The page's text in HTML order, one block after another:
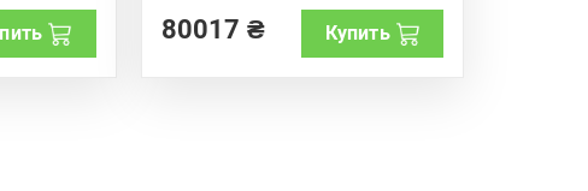
f
5
80017 ₴ Купить